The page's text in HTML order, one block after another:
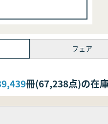
フェア
冊(67,238点)の在